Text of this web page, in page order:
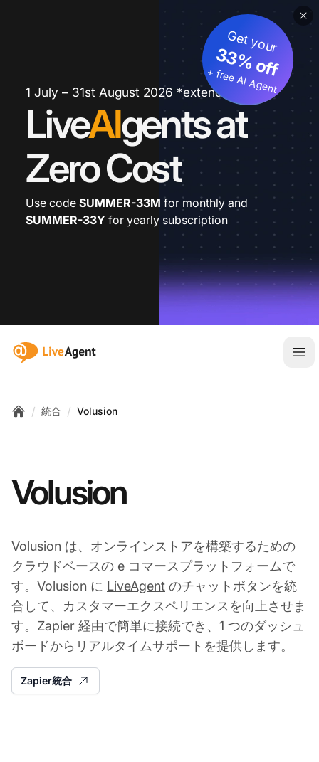
1 July – 31st August 2026 *extended
LiveAIgents at
Zero Cost
Get your
33% off
+ free AI Agent
Use code SUMMER-33M for monthly and
SUMMER-33Y for yearly subscription
:site.title
メ
/ 統合 / Volusion
Volusion
Volusion は、オンラインストアを構築するための
クラウドベースの e コマースプラットフォームで
す。Volusion に LiveAgent のチャットボタンを統
合して、カスタマーエクスペリエンスを向上させま
す。Zapier 経由で簡単に接続でき、1 つのダッシュ
ボードからリアルタイムサポートを提供します。
Zapier統合